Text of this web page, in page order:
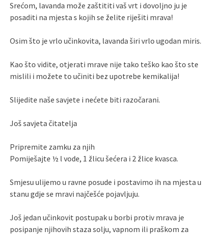
Srećom, lavanda može zaštititi vaš vrt i dovoljno ju je
posaditi na mjesta s kojih se želite riješiti mrava!
Osim što je vrlo učinkovita, lavanda širi vrlo ugodan miris.
Kao što vidite, otjerati mrave nije tako teško kao što ste
mislili i možete to učiniti bez upotrebe kemikalija!
Slijedite naše savjete i nećete biti razočarani.
Još savjeta čitatelja
Pripremite zamku za njih
Pomiješajte ½ l vode, 1 žlicu šećera i 2 žlice kvasca.
Smjesu ulijemo u ravne posude i postavimo ih na mjesta u
stanu gdje se mravi najčešće pojavljuju.
Još jedan učinkovit postupak u borbi protiv mrava je
posipanje njihovih staza solju, vapnom ili praškom za